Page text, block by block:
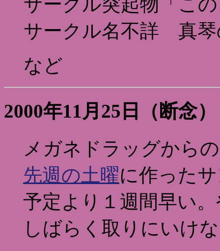
サークル名不詳 真琴
など
2000年11月25日（断念）
メガネドラッグから
先週の土曜に作った
予定より１週間早い
しばらく取りにいけ